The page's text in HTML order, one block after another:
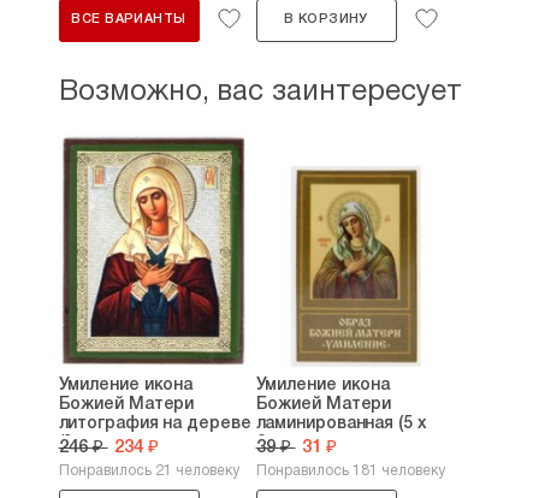
ВСЕ ВАРИАНТЫ В КОРЗИНУ
Возможно, вас заинтересует
Умиление икона
Божией Матери
литография на дереве
(9...
246 ₽ 234 ₽
Понравилось 21 человеку
Умиление икона
Божией Матери
ламинированная (5 х
8...
39 ₽ 31 ₽
Понравилось 181 человеку